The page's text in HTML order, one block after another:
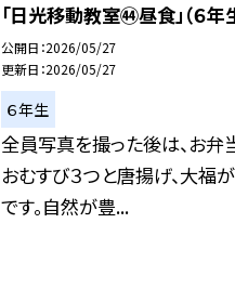
「日光移動教室㊹昼食」（６年
公開日 2026/05/27
更新日 2026/05/27
６年生
全員写真を撮った後は、お弁
おむすび３つと唐揚げ、大福
です。自然が豊...